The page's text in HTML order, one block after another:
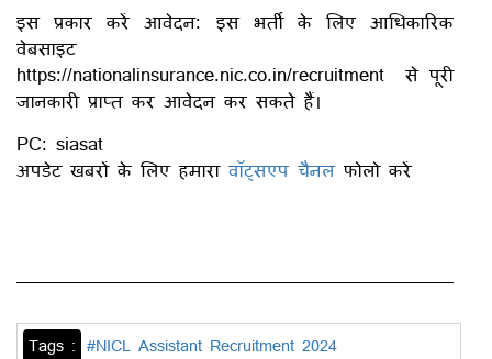
इस प्रकार करें आवेदन: इस भर्ती के लिए आधिकारिक
वेबसाइट
https://nationalinsurance.nic.co.in/recruitment से पूरी
जानकारी प्राप्त कर आवेदन कर सकते हैं।
PC: siasat
अपडेट खबरों के लिए हमारा वॉट्सएप चैनल फोलो करें
Tags : #NICL Assistant Recruitment 2024